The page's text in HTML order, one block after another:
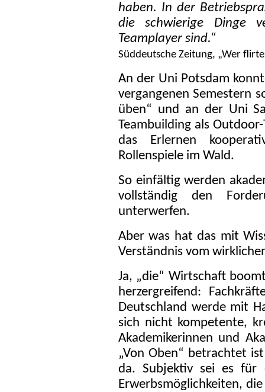
haben. In der
die schwierige Dinge
Teamplayer sind.“
Süddeutsche Zeitung, „Wer
An der Uni Potsdam
vergangenen Semestern
üben“ und an der Uni
Teambuilding als
das Erlernen
Rollenspiele im Wald.
So einfältig werden
vollständig den
unterwerfen.
Aber was hat das mit
Verständnis vom
Ja, „die“ Wirtschaft
herzergreifend:
Deutschland werde mit
sich nicht kompetente,
Akademikerinnen und
„Von Oben“ betrachtet
da. Subjektiv sei es für
Erwerbsmöglichkeiten,